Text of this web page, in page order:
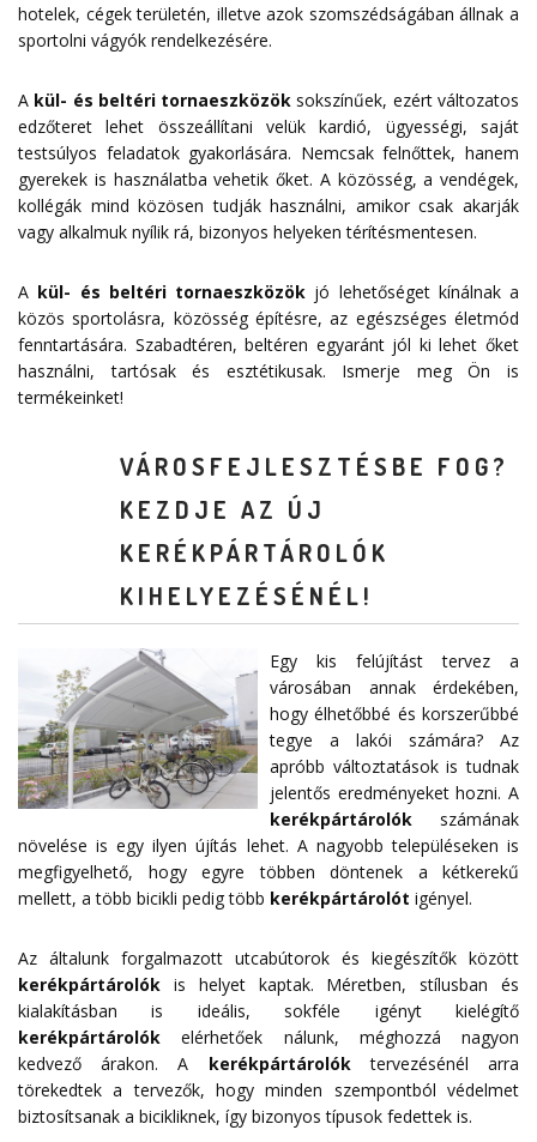
hotelek, cégek területén, illetve azok szomszédságában állnak a
sportolni vágyók rendelkezésére.
A kül- és beltéri tornaeszközök sokszínűek, ezért változatos
edzőteret lehet összeállítani velük kardió, ügyességi, saját
testsúlyos feladatok gyakorlására. Nemcsak felnőttek, hanem
gyerekek is használatba vehetik őket. A közösség, a vendégek,
kollégák mind közösen tudják használni, amikor csak akarják
vagy alkalmuk nyílik rá, bizonyos helyeken térítésmentesen.
A kül- és beltéri tornaeszközök jó lehetőséget kínálnak a
közös sportolásra, közösség építésre, az egészséges életmód
fenntartására. Szabadtéren, beltéren egyaránt jól ki lehet őket
használni, tartósak és esztétikusak. Ismerje meg Ön is
termékeinket!
VÁROSFEJLESZTÉSBE FOG?
KEZDJE AZ ÚJ
KERÉKPÁRTÁROLÓK
KIHELYEZÉSÉNÉL!
Egy kis felújítást tervez a
városában annak érdekében,
hogy élhetőbbé és korszerűbbé
tegye a lakói számára? Az
apróbb változtatások is tudnak
jelentős eredményeket hozni. A
kerékpártárolók számának
növelése is egy ilyen újítás lehet. A nagyobb településeken is
megfigyelhető, hogy egyre többen döntenek a kétkerekű
mellett, a több bicikli pedig több kerékpártárolót igényel.
Az általunk forgalmazott utcabútorok és kiegészítők között
kerékpártárolók is helyet kaptak. Méretben, stílusban és
kialakításban is ideális, sokféle igényt kielégítő
kerékpártárolók elérhetőek nálunk, méghozzá nagyon
kedvező árakon. A kerékpártárolóktervezésénél arra
törekedtek a tervezők, hogy minden szempontból védelmet
biztosítsanak a bicikliknek, így bizonyos típusok fedettek is.